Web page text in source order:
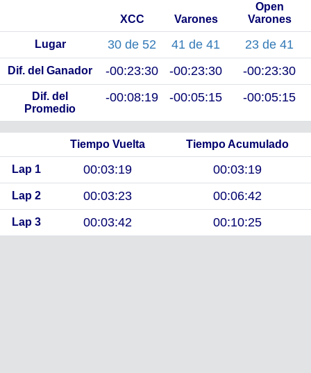
XCC Varones
Open
Varones
Lugar 30 de 52 41 de 41 23 de 41
Dif. del Ganador -00:23:30 -00:23:30 -00:23:30
Dif. del
Promedio
-00:08:19 -00:05:15 -00:05:15
Tiempo Vuelta Tiempo Acumulado
Lap 1 00:03:19 00:03:19
Lap 2 00:03:23 00:06:42
Lap 3 00:03:42 00:10:25